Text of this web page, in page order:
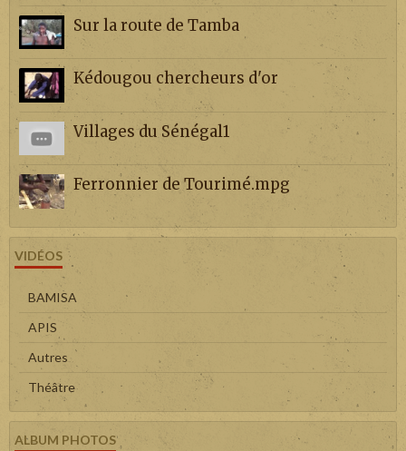
Sur la route de Tamba
Kédougou chercheurs d'or
Villages du Sénégal1
Ferronnier de Tourimé.mpg
VIDÉOS
BAMISA
APIS
Autres
Théâtre
ALBUM PHOTOS